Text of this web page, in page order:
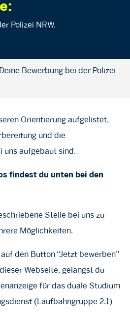
Polizei NRW.
Bewerbung bei der Polizei
Orientierung aufgelistet,
und die
uns aufgebaut sind.
findest du unten bei den
Stelle bei uns zu
Möglichkeiten.
den Button “Jetzt bewerben”
Webseite, gelangst du
für das duale Studium
(Laufbahngruppe 2.1)